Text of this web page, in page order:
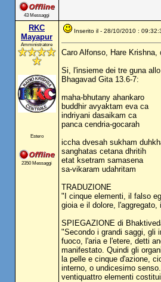
43 Messaggi
RKC
Mayapur
Amministratore
Estero
2350 Messaggi
Inserito il - 28/10/2010 :
Caro Alfonso, Hare
Si, l'insieme dei tre guna
Bhagavad Gita 13.6-7:
maha-bhutany ahankaro
buddhir avyaktam eva ca
indriyani dasaikam ca
panca cendria-gocarah
iccha dvesah sukham
sanghatas cetana dhritih
etat ksetram samasena
sa-vikaram udahritam
TRADUZIONE
"I cinque elementi, il falso
gioia e il dolore,
SPIEGAZIONE di
"Secondo i grandi saggi, gli
fuoco, l'aria e l'etere, detti
manifestato. Quindi gli
la pelle e cinque d'azione,
interno, o undicesimo
ventiquattro elementi